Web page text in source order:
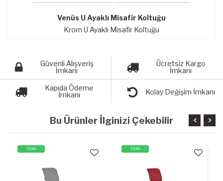
Venüs U Ayaklı Misafir Koltuğu
Krom U Ayaklı Misafir Koltuğu
Güvenli Alışveriş
İmkanı
Ücretsiz Kargo
İmkanı
Kapıda Ödeme
İmkanı
Kolay Değişim İmkanı
Bu Ürünler İlginizi Çekebilir
YENİ YENİ